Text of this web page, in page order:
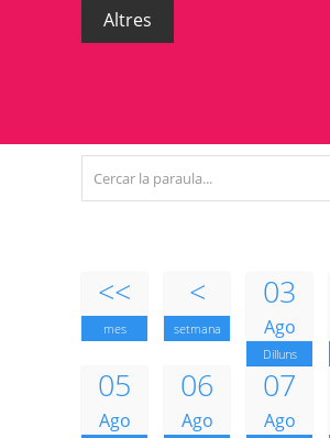
Altres
<<
mes
<
setmana
03
Ago
Dilluns
05
Ago
06
Ago
07
Ago